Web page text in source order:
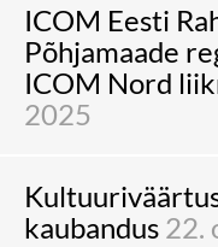
ICOM Eesti
Põhjamaade
ICOM Nord
2025
kaubandus 22.